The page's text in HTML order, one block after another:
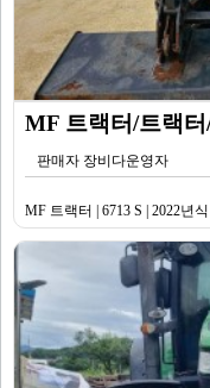
MF 트랙터/트랙터
판매자 장비다운영자
MF 트랙터 | 6713 S | 2022년식